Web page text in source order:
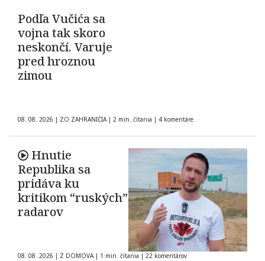
Podľa Vučića sa
vojna tak skoro
neskončí. Varuje
pred hroznou
zimou
08. 08. 2026 | ZO ZAHRANIČIA | 2 min. čítania | 4 komentáre
Hnutie
Republika sa
pridáva ku
kritikom “ruských”
radarov
08. 08. 2026 | Z DOMOVA | 1 min. čítania | 22 komentárov